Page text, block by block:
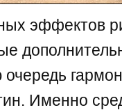
эффектов
Именно